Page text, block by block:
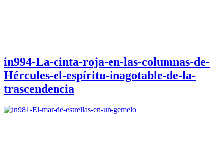
in994-La-cinta-roja-en-las-columnas-de-
Hércules-el-espíritu-inagotable-de-la-
trascendencia